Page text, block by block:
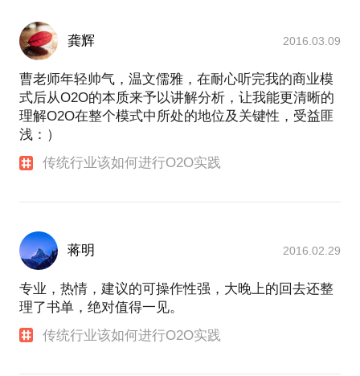
龚辉 2016.03.09
曹老师年轻帅气，温文儒雅，在耐心听完我的商业模
式后从O2O的本质来予以讲解分析，让我能更清晰的
理解O2O在整个模式中所处的地位及关键性，受益匪
浅：）
传统行业该如何进行O2O实践
蒋明 2016.02.29
专业，热情，建议的可操作性强，大晚上的回去还整
理了书单，绝对值得一见。
传统行业该如何进行O2O实践